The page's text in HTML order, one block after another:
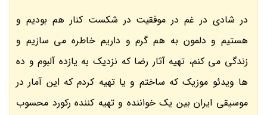
در شادی در غم در موفقیت در شکست کنار هم بودیم و
هستیم و دلمون به هم گرم و داریم خاطره می سازیم و
زندگی می کنم، تهیه آثار رضا که نزدیک به یازده آلبوم و ده
ها ویدئو موزیک که ساختم و یا تهیه کردم که این آمار در
موسیقی ایران بین یک خواننده و تهیه کننده رکورد محسوب